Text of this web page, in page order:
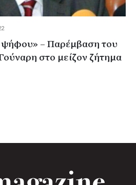
ψήφου» – Παρέμβαση του
στο μείζον ζήτημα